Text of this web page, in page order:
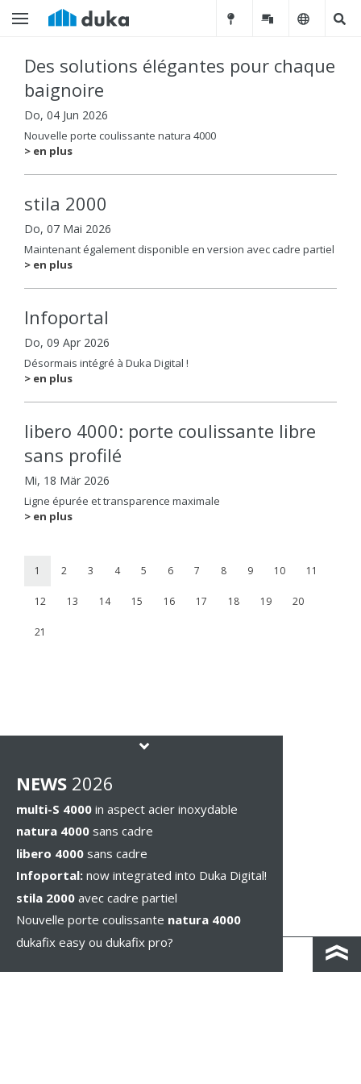
Des solutions élégantes pour chaque
baignoire
Do, 04 Jun 2026
Nouvelle porte coulissante natura 4000
> en plus
stila 2000
Do, 07 Mai 2026
Maintenant également disponible en version avec cadre partiel
> en plus
Infoportal
Do, 09 Apr 2026
Désormais intégré à Duka Digital !
> en plus
libero 4000: porte coulissante libre
sans profilé
Mi, 18 Mär 2026
Ligne épurée et transparence maximale
> en plus
1 2 3 4 5 6 7 8 9 10 11
12 13 14 15 16 17 18 19 20
21
NEWS 2026
multi-S 4000 in aspect acier inoxydable
natura 4000 sans cadre
libero 4000 sans cadre
Infoportal: now integrated into Duka Digital!
stila 2000 avec cadre partiel
Nouvelle porte coulissante natura 4000
dukafix easy ou dukafix pro?